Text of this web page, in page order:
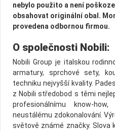
nebylo použito a není
obsahovat originální obal.
provedena odbornou firmou.
O společnosti Nobili:
Nobili Group je italskou
armatury, sprchové sety,
techniku nejvyšší kvality.
z Nobili středobod s těmi
profesionálnímu know-
neustálému zdokonalování.
světově známé značky. Slova